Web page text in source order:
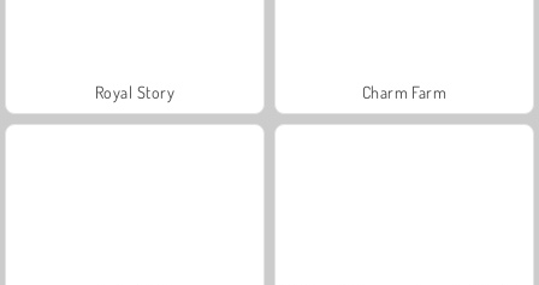
Royal Story Charm Farm